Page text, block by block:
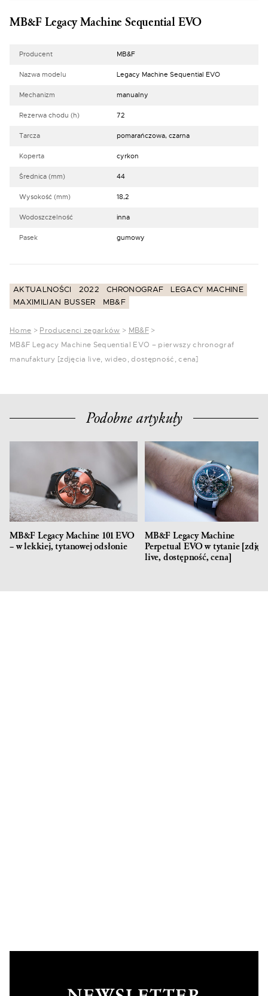
MB&F Legacy Machine Sequential EVO
Producent MB&F
Nazwa modelu Legacy Machine Sequential EVO
Mechanizm manualny
Rezerwa chodu (h) 72
Tarcza pomarańczowa, czarna
Koperta cyrkon
Średnica (mm) 44
Wysokość (mm) 18,2
Wodoszczelność inna
Pasek gumowy
AKTUALNOŚCI 2022 CHRONOGRAF
LEGACY MACHINE
MAXIMILIAN BUSSER
MB&F
Home > Producenci zegarków > MB&F>
MB&F Legacy Machine Sequential EVO – pierwszy chronograf
manufaktury [zdjęcia live, wideo, dostępność, cena]
Podobne artykuły
MB&F Legacy Machine 101 EVO
– w lekkiej, tytanowej odsłonie
MB&F Legacy Machine
Perpetual EVO w tytanie
live, dostępność, cena]